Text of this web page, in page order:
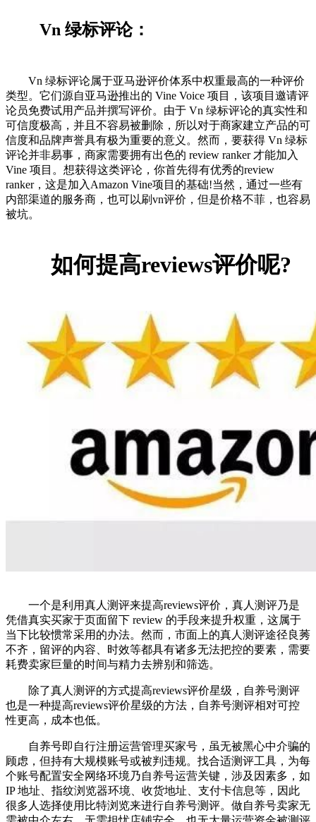
Vn 绿标评论：
Vn 绿标评论属于亚马逊评价体系中权重最高的一种评价
类型。它们源自亚马逊推出的 Vine Voice 项目，该项目邀请评
论员免费试用产品并撰写评价。由于 Vn 绿标评论的真实性和
可信度极高，并且不容易被删除，所以对于商家建立产品的可
信度和品牌声誉具有极为重要的意义。然而，要获得 Vn 绿标
评论并非易事，商家需要拥有出色的 review ranker 才能加入
Vine 项目。想获得这类评论，你首先得有优秀的review
ranker，这是加入Amazon Vine项目的基础!当然，通过一些有
内部渠道的服务商，也可以刷vn评价，但是价格不菲，也容易
被坑。
如何提高reviews评价呢?
一个是利用真人测评来提高reviews评价，真人测评乃是
凭借真实买家于页面留下 review 的手段来提升权重，这属于
当下比较惯常采用的办法。然而，市面上的真人测评途径良莠
不齐，留评的内容、时效等都具有诸多无法把控的要素，需要
耗费卖家巨量的时间与精力去辨别和筛选。
除了真人测评的方式提高reviews评价星级，自养号测评
也是一种提高reviews评价星级的方法，自养号测评相对可控
性更高，成本也低。
自养号即自行注册运营管理买家号，虽无被黑心中介骗的
顾虑，但持有大规模账号或被判违规。找合适测评工具，为每
个账号配置安全网络环境乃自养号运营关键，涉及因素多，如
IP 地址、指纹浏览器环境、收货地址、支付卡信息等，因此
很多人选择使用比特浏览来进行自养号测评。做自养号卖家无